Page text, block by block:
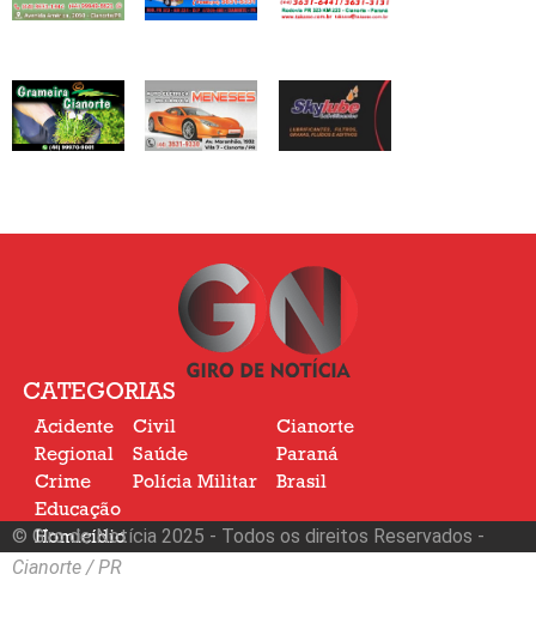
CATEGORIAS
Acidente
Regional
Crime
Civil
Saúde
Polícia Militar
Cianorte
Paraná
Brasil
Educação
Homicídio
Nacional
© Giro de Notícia 2025 - Todos os direitos Reservados -
Cianorte / PR